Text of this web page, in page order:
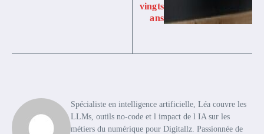
vingts
ans
Spécialiste en intelligence artificielle, Léa couvre les
LLMs, outils no-code et l impact de l IA sur les
métiers du numérique pour Digitallz. Passionnée de